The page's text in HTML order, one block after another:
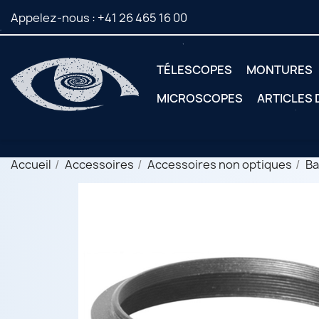
Appelez-nous : +41 26 465 16 00
TÉLESCOPES
MONTURES
MICROSCOPES
ARTICLES
Accueil Accessoires Accessoires non optiques